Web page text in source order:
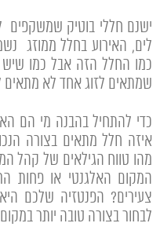
ישנם חללי בוטיק
לים, האירוע בחלל ממוזג
כמו החלל הזה אבל כמו שיש
שמתאים לזוג אחד לא
כדי להתחיל בהבנה מי הם
איזה חלל מתאים בצורה
מהו טווח הגילאים של קהל
המקום האלגנטי או פחות
צעירים? הפנטזיה שלכם
לבחור בצורה טובה יותר במקום